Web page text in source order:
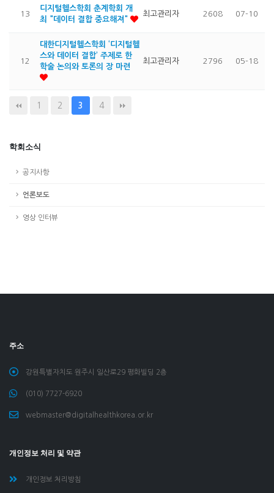
학회소식
공지사항
언론보도
영상 인터뷰
13
디지털헬스학회 춘계학회 개
최 "데이터 결합 중요해져"
최고관리자 2608 07-10
12
대한디지털헬스학회 ‘디지털헬
스와 데이터 결합’ 주제로 한
학술 논의와 토론의 장 마련
최고관리자 2796 05-18
1 2 3 4
주소
강원특별자치도 원주시 일산로29 평화빌딩 2층
(010) 7727-6920
webmaster@digitalhealthkorea.or.kr
개인정보 처리 및 약관
개인정보 처리방침